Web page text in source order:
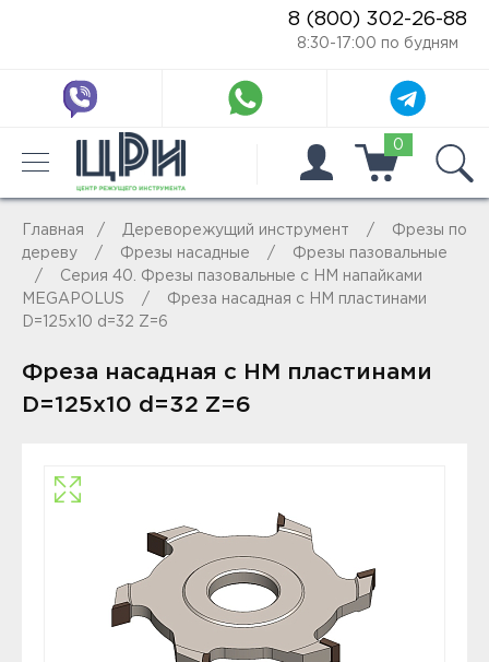
8 (800) 302-26-88
8:30-17:00 по будням
0
Главная Дереворежущий инструмент
Фрезы по
дереву
Фрезы насадные
Фрезы пазовальные
Серия 40. Фрезы пазовальные с HM напайками
MEGAPOLUS
Фреза насадная с HM пластинами
D=125x10 d=32 Z=6
Фреза насадная с HM пластинами
D=125x10 d=32 Z=6